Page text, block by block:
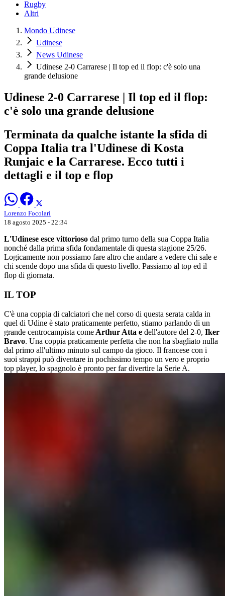
Rugby
Altri
Mondo Udinese
Udinese
News Udinese
Udinese 2-0 Carrarese | Il top ed il flop: c'è solo una
grande delusione
Udinese 2-0 Carrarese | Il top ed il flop:
c'è solo una grande delusione
Terminata da qualche istante la sfida di
Coppa Italia tra l'Udinese di Kosta
Runjaic e la Carrarese. Ecco tutti i
dettagli e il top e flop
Lorenzo Focolari
18 agosto 2025 - 22:34
L'Udinese esce vittorioso dal primo turno della sua Coppa Italia
nonché dalla prima sfida fondamentale di questa stagione 25/26.
Logicamente non possiamo fare altro che andare a vedere chi sale e
chi scende dopo una sfida di questo livello. Passiamo al top ed il
flop di giornata.
IL TOP
C'è una coppia di calciatori che nel corso di questa serata calda in
quel di Udine è stato praticamente perfetto, stiamo parlando di un
grande centrocampista come Arthur Atta e dell'autore del 2-0, Iker
Bravo. Una coppia praticamente perfetta che non ha sbagliato nulla
dal primo all'ultimo minuto sul campo da gioco. Il francese con i
suoi strappi può diventare in pochissimo tempo un vero e proprio
top player, lo spagnolo è pronto per far divertire la Serie A.